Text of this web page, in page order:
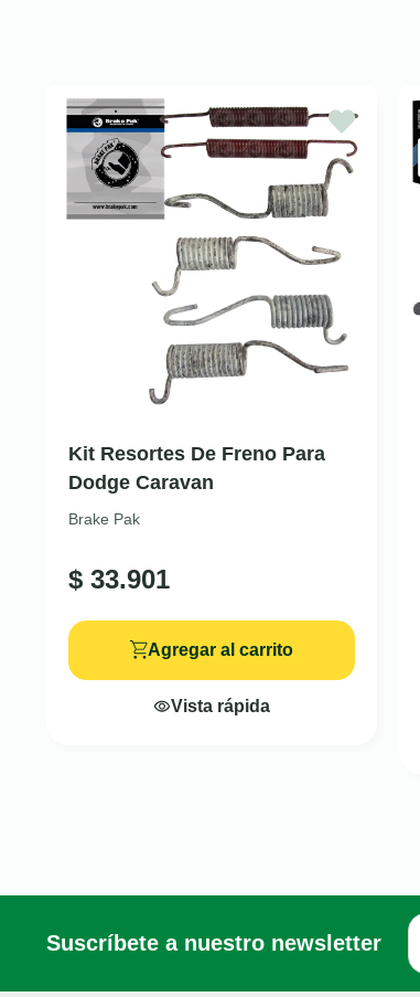
Kit Resortes De Freno Para
Dodge Caravan
Brake Pak
$ 33.901
Agregar al carrito
Vista rápida
Suscríbete a nuestro newsletter